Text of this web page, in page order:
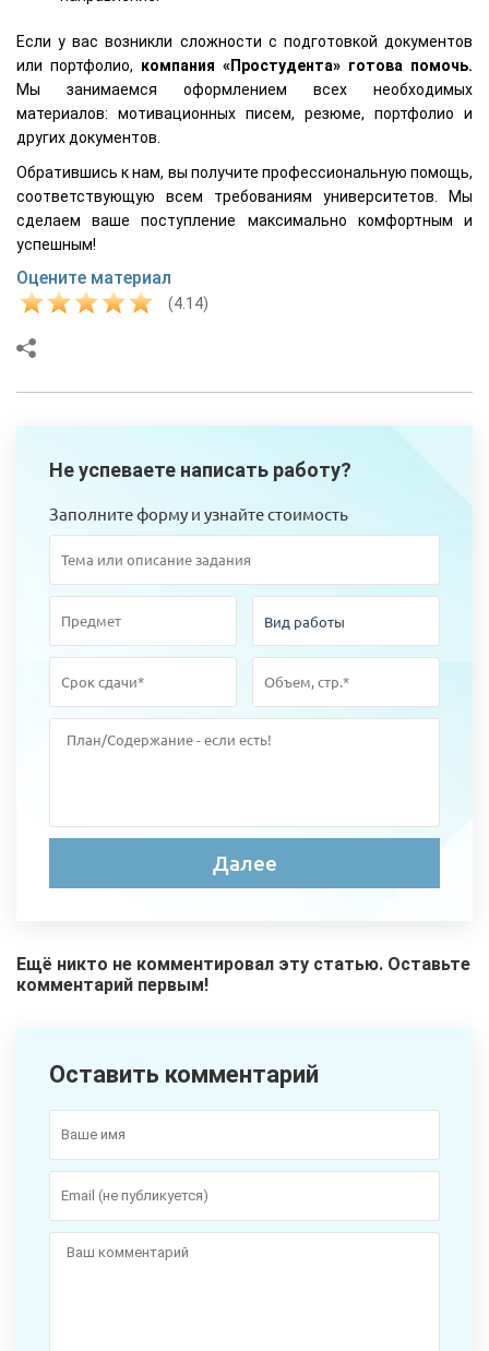
Если у вас возникли сложности с подготовкой документов
или портфолио, компания «Простудента» готова помочь.
Мы занимаемся оформлением всех необходимых
материалов: мотивационных писем, резюме, портфолио и
других документов.
Обратившись к нам, вы получите профессиональную помощь,
соответствующую всем требованиям университетов. Мы
сделаем ваше поступление максимально комфортным и
успешным!
Оцените материал
(4.14)
Не успеваете написать работу?
Заполните форму и узнайте стоимость
Ещё никто не комментировал эту статью. Оставьте
комментарий первым!
Оставить комментарий